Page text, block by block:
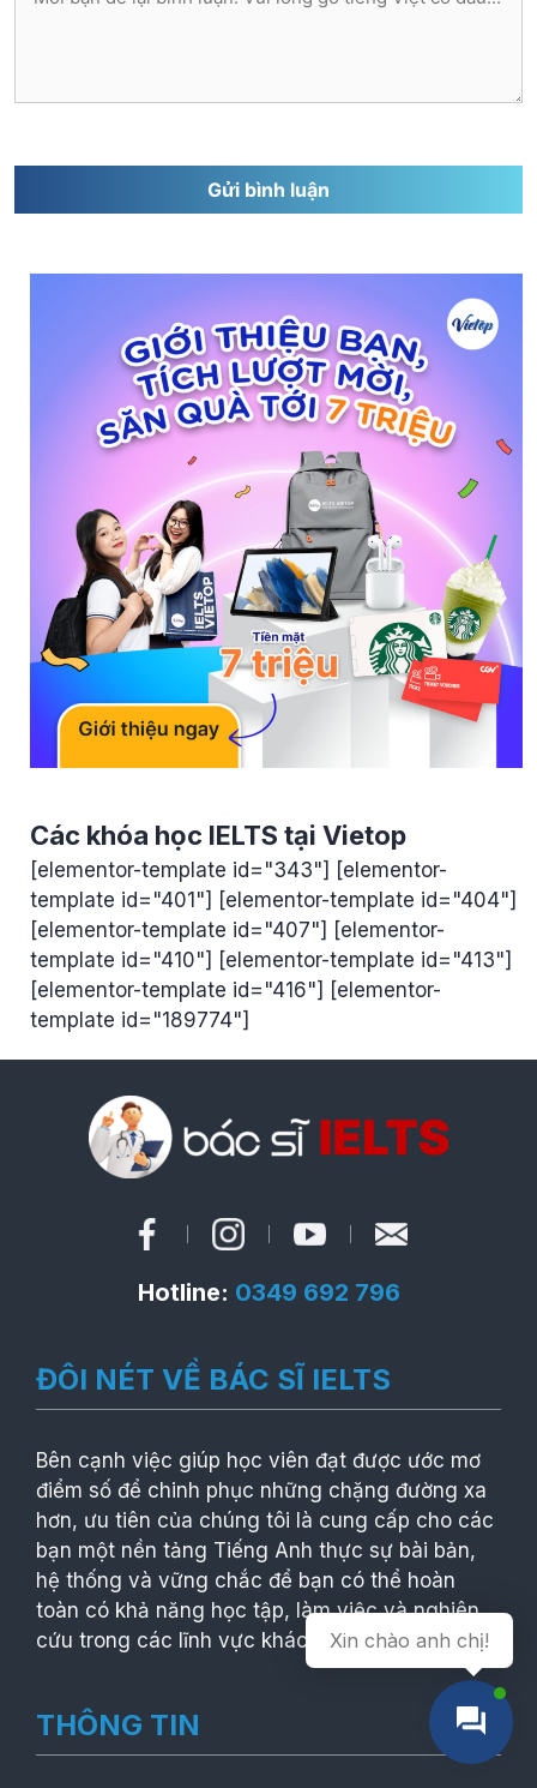
Các khóa học IELTS tại Vietop
[elementor-template id="343"] [elementor-
template id="401"] [elementor-template id="404"]
[elementor-template id="407"] [elementor-
template id="410"] [elementor-template id="413"]
[elementor-template id="416"] [elementor-
template id="189774"]
Hotline: 0349 692 796
ĐÔI NÉT VỀ BÁC SĨ IELTS
Bên cạnh việc giúp học viên đạt được ước mơ
điểm số để chinh phục những chặng đường xa
hơn, ưu tiên của chúng tôi là cung cấp cho các
bạn một nền tảng Tiếng Anh thực sự bài bản,
hệ thống và vững chắc để bạn có thể hoàn
toàn có khả năng học tập, làm việc và nghiên
cứu trong các lĩnh vực khác nhau.
THÔNG TIN
Xin chào anh chị!